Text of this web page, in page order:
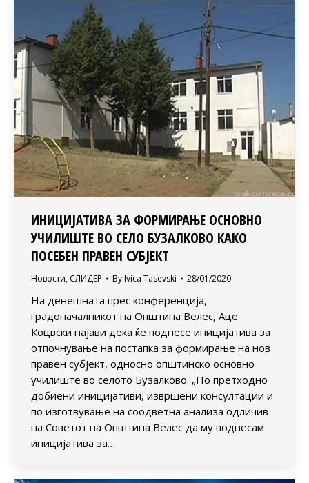
ИНИЦИЈАТИВА ЗА ФОРМИРАЊЕ ОСНОВНО
УЧИЛИШТЕ ВО СЕЛО БУЗАЛКОВО КАКО
ПОСЕБЕН ПРАВЕН СУБЈЕКТ
Новости, СЛИДЕР By Ivica Tasevski 28/01/2020
На денешната прес конференција,
градоначалникот на Општина Велес, Аце
Коцвски најави дека ќе поднесе иницијатива за
отпочнување на постапка за формирање на нов
правен субјект, односно општинско основно
училиште во селото Бузалково. „По претходно
добиени иницијативи, извршени консултации и
по изготвување на соодветна анализа одличив
на Советот на Општина Велес да му поднесам
иницијатива за…